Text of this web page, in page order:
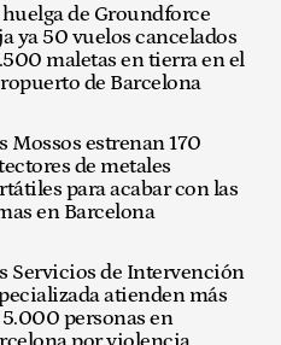
huelga de Groundforce
ya 50 vuelos cancelados
maletas en tierra en el
de Barcelona
Mossos estrenan 170
de metales
para acabar con las
en Barcelona
Servicios de Intervención
atienden más
5.000 personas en